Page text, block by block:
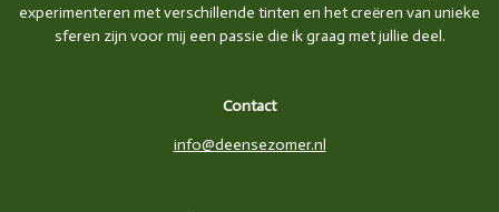
experimenteren met verschillende tinten en het creëren van unieke
sferen zijn voor mij een passie die ik graag met jullie deel.
Contact
info@deensezomer.nl